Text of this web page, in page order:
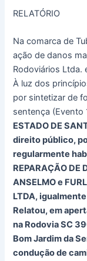
RELATÓRIO
Na comarca de
ação de danos
Rodoviários Ltda.
À luz dos
por sintetizar de
sentença (Evento
ESTADO DE
direito público,
regularmente
REPARAÇÃO DE
ANSELMO e
LTDA,
Relatou, em
na Rodovia SC
Bom Jardim da
condução de